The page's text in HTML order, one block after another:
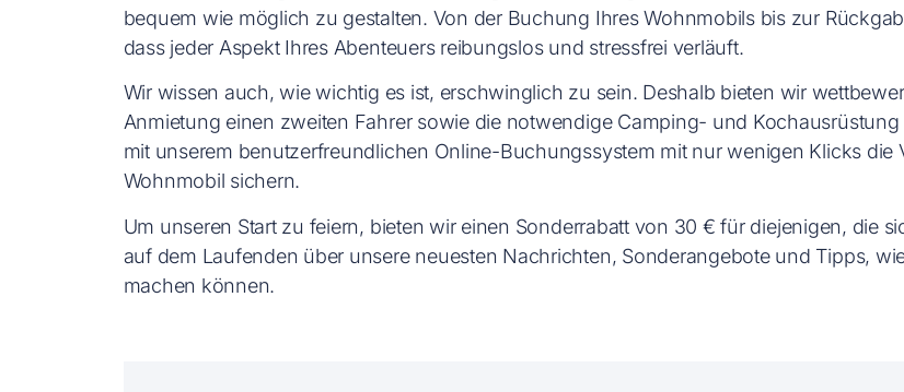
bequem wie möglich zu gestalten. Von der Buchung Ihres Wohnmobils bis zur
dass jeder Aspekt Ihres Abenteuers reibungslos und stressfrei verläuft.
Wir wissen auch, wie wichtig es ist, erschwinglich zu sein. Deshalb bieten wir
Anmietung einen zweiten Fahrer sowie die notwendige Camping- und
mit unserem benutzerfreundlichen Online-Buchungssystem mit nur wenigen Klicks
Wohnmobil sichern.
Um unseren Start zu feiern, bieten wir einen Sonderrabatt von 30 € für diejenigen, die
auf dem Laufenden über unsere neuesten Nachrichten, Sonderangebote und Tipps,
machen können.